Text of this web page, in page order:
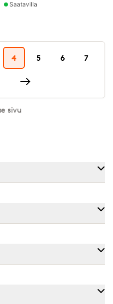
Saatavilla
4 5 6 7
sivu